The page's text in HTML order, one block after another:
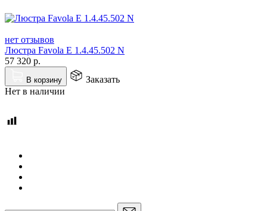
нет отзывов
Люстра Favola E 1.4.45.502 N
57 320 р.
В корзину
Заказать
Нет в наличии